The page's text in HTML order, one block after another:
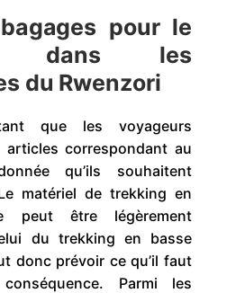
pour le
dans les
du Rwenzori
que les voyageurs
correspondant au
qu’ils souhaitent
matériel de trekking en
peut être légèrement
du trekking en basse
donc prévoir ce qu’il faut
Parmi les